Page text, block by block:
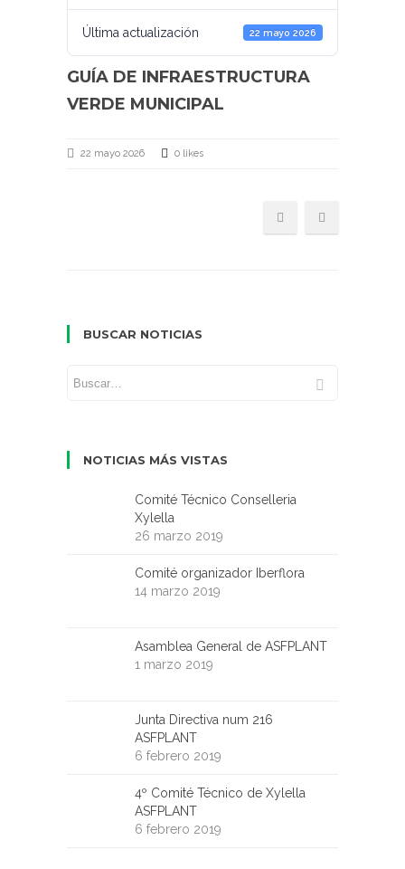
Última actualización 22 mayo 2026
GUÍA DE INFRAESTRUCTURA
VERDE MUNICIPAL
22 mayo 2026 0 likes
BUSCAR NOTICIAS
NOTICIAS MÁS VISTAS
Comité Técnico Conselleria
Xylella
26 marzo 2019
Comité organizador Iberflora
14 marzo 2019
Asamblea General de ASFPLANT
1 marzo 2019
Junta Directiva num 216
ASFPLANT
6 febrero 2019
4º Comité Técnico de Xylella
ASFPLANT
6 febrero 2019